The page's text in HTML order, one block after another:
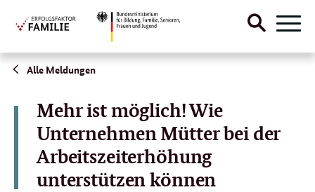
Direktlink:
Suche
Alle Meldungen
Mehr ist möglich! Wie
Unternehmen Mütter bei der
Arbeitszeiterhöhung
unterstützen können